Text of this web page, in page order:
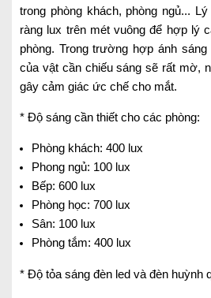
trong phòng khách, phòng ngủ...
ràng lux trên mét vuông để hợp lý
phòng. Trong trường hợp ánh
của vật cần chiếu sáng sẽ rất mờ,
gây cảm giác ức chế cho mắt.
* Độ sáng cần thiết cho các phòng:
Phòng khách: 400 lux
Phong ngủ: 100 lux
Bếp: 600 lux
Phòng học: 700 lux
Sân: 100 lux
Phòng tắm: 400 lux
* Độ tỏa sáng đèn led và đèn huỳnh